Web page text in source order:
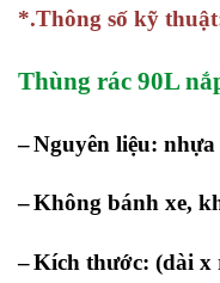
*.Thông số kỹ
Thùng rác 90L
–Nguyên liệu: nhựa
–Không bánh xe,
–Kích thước: (dài x